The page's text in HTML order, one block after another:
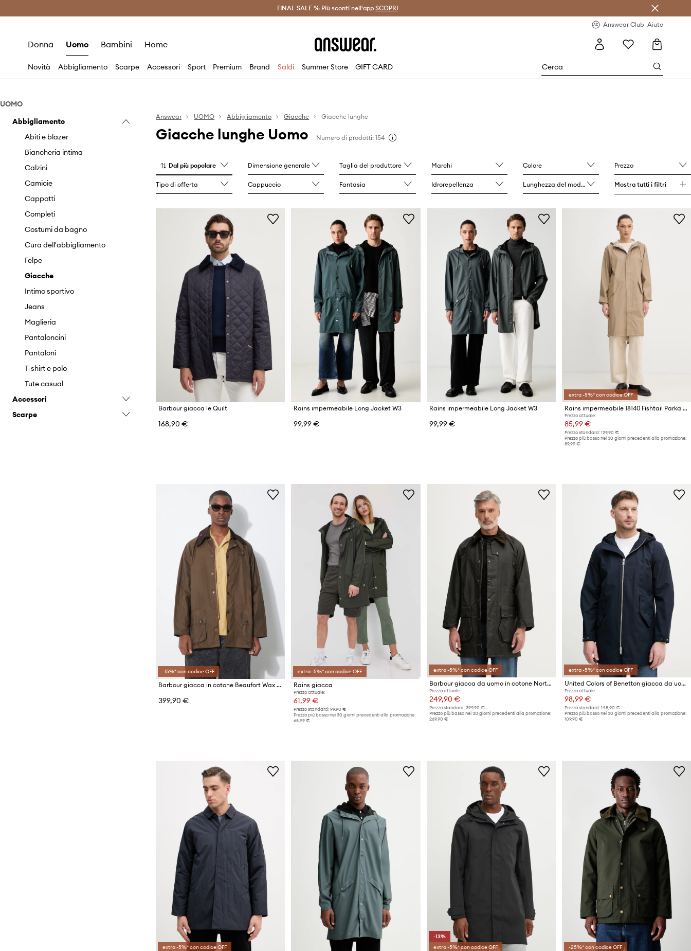
Risparmia con Answear Club > Spedizione entro 24 ore >
FINAL SALE % Più sconti nell'app SCOPRI
Answear Club Aiuto
Donna Uomo Bambini Home
Novità Abbigliamento Scarpe Accessori Sport Premium Brand Saldi Summer Store GIFT CARD
UOMO
Abbigliamento
Abiti e blazer
Biancheria intima
Calzini
Camicie
Cappotti
Completi
Costumi da bagno
Cura dell'abbigliamento
Felpe
Giacche
Intimo sportivo
Jeans
Maglieria
Pantaloncini
Pantaloni
T-shirt e polo
Tute casual
Accessori
Accessori da nuoto
Scarpe
Answear UOMO Abbigliamento Giacche Giacche lunghe
Giacche lunghe Uomo Numero di prodotti: 154
Dal più popolare Dimensione generale Taglia del produttore Marchi Colore Prezzo
Tipo di offerta Cappuccio Fantasia Idrorepellenza Lunghezza del modello Mostra tutti i filtri
Barbour giacca le Quilt
168,90 €
Rains impermeabile Long Jacket W3
99,99 €
Rains impermeabile Long Jacket W3
99,99 €
extra -5%* con codice OFF
Rains impermeabile 18140 Fishtail Parka W3
Prezzo attuale:
85,99 €
Prezzo standard: 129,90 €
Prezzo più basso nei 30 giorni precedenti alla promozione:
89,99 €
-15%* con codice OFF
Barbour giacca in cotone Beaufort Wax Jacket
399,90 €
extra -5%* con codice OFF
Rains giacca
Prezzo attuale:
61,99 €
Prezzo standard: 99,90 €
Prezzo più basso nei 30 giorni precedenti alla promozione:
65,99 €
extra -5%* con codice OFF
Barbour giacca da uomo in cotone Northumbria
Prezzo attuale:
249,90 €
Prezzo standard: 399,90 €
Prezzo più basso nei 30 giorni precedenti alla promozione:
269,90 €
extra -5%* con codice OFF
United Colors of Benetton giacca da uomo
Prezzo attuale:
98,99 €
Prezzo standard: 148,90 €
Prezzo più basso nei 30 giorni precedenti alla promozione:
109,90 €
extra -5%* con codice OFF
-13%
extra -5%* con codice OFF
-25%* con codice OFF